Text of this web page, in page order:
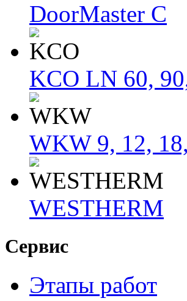
DoorMaster C
KCO LN 60,
WKW 9, 12,
WESTHERM
Сервис
Этапы работ